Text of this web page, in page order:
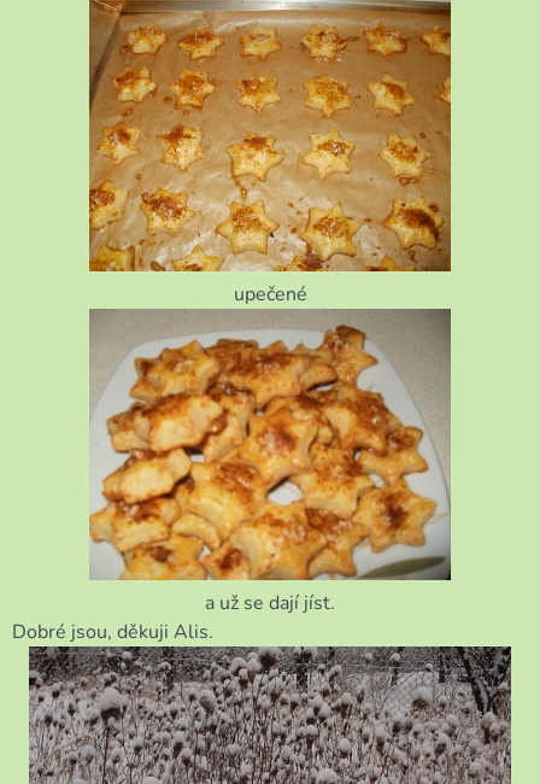
upečené
a už se dají jíst.
Dobré jsou, děkuji Alis.